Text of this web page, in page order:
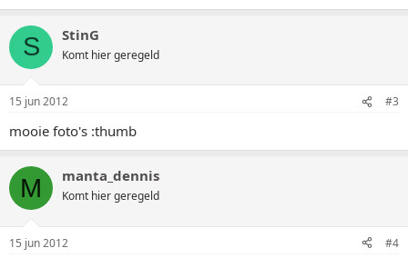
S StinG
Komt hier geregeld
15 jun 2012 #3
mooie foto's :thumb
M manta_dennis
Komt hier geregeld
15 jun 2012 #4